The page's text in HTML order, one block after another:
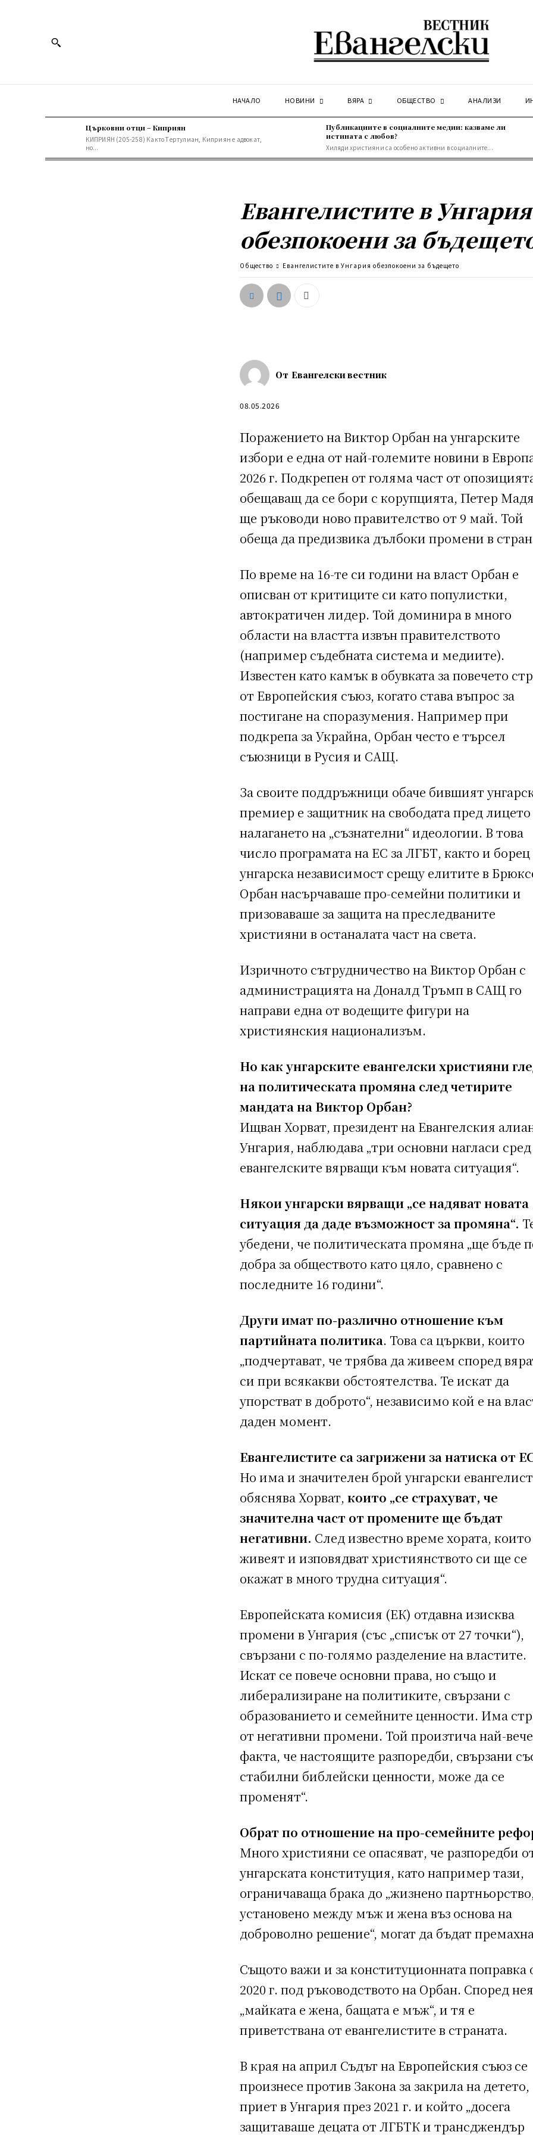
НАЧАЛО НОВИНИ ВЯРА ОБЩЕСТВО АНАЛИЗИ
Църковни отци – Киприян
КИПРИЯН (205-258) Кaктo Тeртулиaн, Киприян е aдвoкaт,
нo...
Публикациите в социалните медии: казваме ли
истината с любов?
Хиляди християни са особено активни в социалните...
Евангелистите в Унгария
обезпокоени за
Общество Евангелистите в Унгария обезпокоени за бъдещето
От Евангелски вестник
08.05.2026
Поражението на Виктор Орбан на унгарските
избори е една от най-големите новини в
2026 г. Подкрепен от голяма част от
обещаващ да се бори с корупцията, Петер
ще ръководи ново правителство от 9 май. Той
обеща да предизвика дълбоки промени в
По време на 16-те си години на власт Орбан е
описван от критиците си като популистки,
автократичен лидер. Той доминира в много
области на властта извън правителството
(например съдебната система и медиите).
Известен като камък в обувката за повечето
от Европейския съюз, когато става въпрос за
постигане на споразумения. Например при
подкрепа за Украйна, Орбан често е търсел
съюзници в Русия и САЩ.
За своите поддръжници обаче бившият
премиер е защитник на свободата пред
налагането на „съзнателни“ идеологии. В това
число програмата на ЕС за ЛГБТ, както и борец
унгарска независимост срещу елитите в
Орбан насърчаваше про-семейни политики и
призоваваше за защита на преследваните
християни в останалата част на света.
Изричното сътрудничество на Виктор Орбан с
администрацията на Доналд Тръмп в САЩ го
направи една от водещите фигури на
християнския национализъм.
Но как унгарските евангелски християни
на политическата промяна след четирите
мандата на Виктор Орбан?
Ищван Хорват, президент на Евангелския
Унгария, наблюдава „три основни нагласи сред
евангелските вярващи към новата ситуация“.
Някои унгарски вярващи „се надяват новата
ситуация да даде възможност за промяна“.
убедени, че политическата промяна „ще бъде
добра за обществото като цяло, сравнено с
последните 16 години“.
Други имат по-различно отношение към
партийната политика. Това са църкви, които
„подчертават, че трябва да живеем според
си при всякакви обстоятелства. Те искат да
упорстват в доброто“, независимо кой е на
даден момент.
Евангелистите са загрижени за натиска от
Но има и значителен брой унгарски
обяснява Хорват,които „се страхуват, че
значителна част от промените ще бъдат
негативни. След известно време хората, които
живеят и изповядват християнството си ще се
окажат в много трудна ситуация“.
Европейската комисия (ЕК) отдавна изисква
промени в Унгария (със „списък от 27 точки“),
свързани с по-голямо разделение на властите.
Искат се повече основни права, но също и
либерализиране на политиките, свързани с
образованието и семейните ценности. Има
от негативни промени. Той произтича най-
факта, че настоящите разпоредби, свързани
стабилни библейски ценности, може да се
променят“.
Обрат по отношение на про-семейните
Много християни се опасяват, че разпоредби
унгарската конституция, като например тази,
ограничаваща брака до „жизнено
установено между мъж и жена въз основа на
доброволно решение“, могат да бъдат
Същото важи и за конституционната поправка
2020 г. под ръководството на Орбан. Според нея
„майката е жена, бащата е мъж“, и тя е
приветствана от евангелистите в страната.
В края на април Съдът на Европейския съюз се
произнесе против Закона за закрила на детето,
приет в Унгария през 2021 г. и който „досега
защитаваше децата от ЛГБТК и трансджендър